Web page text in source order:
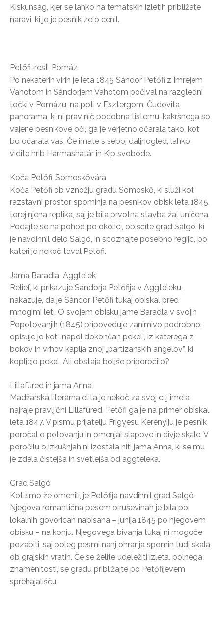
Kiskunság, kjer se lahko na tematskih izletih približate
naravi, ki jo je pesnik zelo cenil.
Petőfi-rest, Pomáz
Po nekaterih virih je leta 1845 Sándor Petőfi z Imrejem
Vahotom in Sándorjem Vahotom počival na razgledni
točki v Pomázu, na poti v Esztergom. Čudovita
panorama, ki ni prav nič podobna tistemu, kakršnega so
vajene pesnikove oči, ga je verjetno očarala tako, kot
bo očarala vas. Če imate s seboj daljnogled, lahko
vidite hrib Hármashatár in Kip svobode.
Koča Petőfi, Somoskővára
Koča Petőfi ob vznožju gradu Somoskő, ki služi kot
razstavni prostor, spominja na pesnikov obisk leta 1845,
torej njena replika, saj je bila prvotna stavba žal uničena.
Podajte se na pohod po okolici, obiščite grad Salgó, ki
je navdihnil delo Salgó, in spoznajte posebno regijo, po
kateri je nekoč taval Petőfi.
Jama Baradla, Aggtelek
Relief, ki prikazuje Sándorja Petőfija v Aggteleku,
nakazuje, da je Sándor Petőfi tukaj obiskal pred
mnogimi leti. O svojem obisku jame Baradla v svojih
Popotovanjih (1845) pripoveduje zanimivo podrobno:
opisuje jo kot „napol dokončan pekel”, iz katerega z
bokov in vrhov kaplja znoj „partizanskih angelov”, ki
kopljejo pekel. Ali obstaja boljše priporočilo?
Lillafüred in jama Anna
Madžarska literarna elita je nekoč za svoj cilj imela
najraje pravljični Lillafüred, Petőfi ga je na primer obiskal
leta 1847. V pismu prijatelju Frigyesu Kerényiju je pesnik
poročal o potovanju in omenjal slapove in divje skale. V
poročilu o izkušnjah ni izostala niti jama Anna, ki se mu
je zdela čistejša in svetlejša od aggteleka.
Grad Salgó
Kot smo že omenili, je Petőfija navdihnil grad Salgó.
Njegova romantična pesem o ruševinah je bila po
lokalnih govoricah napisana – junija 1845 po njegovem
obisku – na konju. Njegovega bivanja tukaj ni mogoče
pozabiti, saj poleg pesmi nanj ohranja spomin tudi skala
ob grajskih vratih. Če se želite udeležiti izleta, polnega
znamenitosti, se gradu približajte po Petőfijevem
sprehajališču.